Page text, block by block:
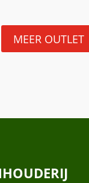
was:
€ 49.50.
is:
€ 24.99.
MEER OUTLET